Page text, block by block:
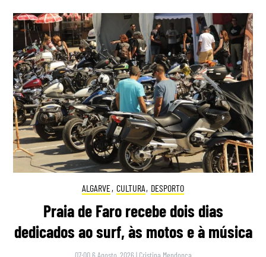
ALGARVE, CULTURA, DESPORTO
Praia de Faro recebe dois dias
dedicados ao surf, às motos e à música
07:00 6 Agosto, 2026 | Cristina Mendonça